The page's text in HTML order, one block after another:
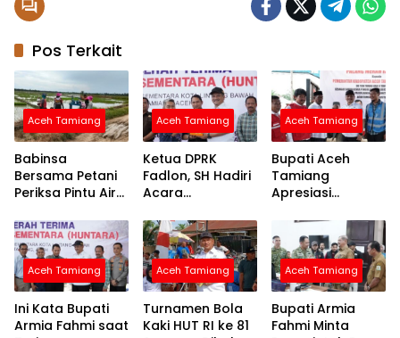
Pos Terkait
Aceh Tamiang
Babinsa
Bersama Petani
Periksa Pintu Air
Air ke Sawah
Aceh Tamiang
Ketua DPRK
Fadlon, SH Hadiri
Acara
Huntara dari
Mercy Malaysia
Aceh Tamiang
Bupati Aceh
Tamiang
Apresiasi
untuk
Percepatan
Pemulihan
Layanan Air
Bersih
Aceh Tamiang
Ini Kata Bupati
Armia Fahmi saat
Aceh Tamiang
Turnamen Bola
Kaki HUT RI ke 81
Aceh Tamiang
Bupati Armia
Fahmi Minta